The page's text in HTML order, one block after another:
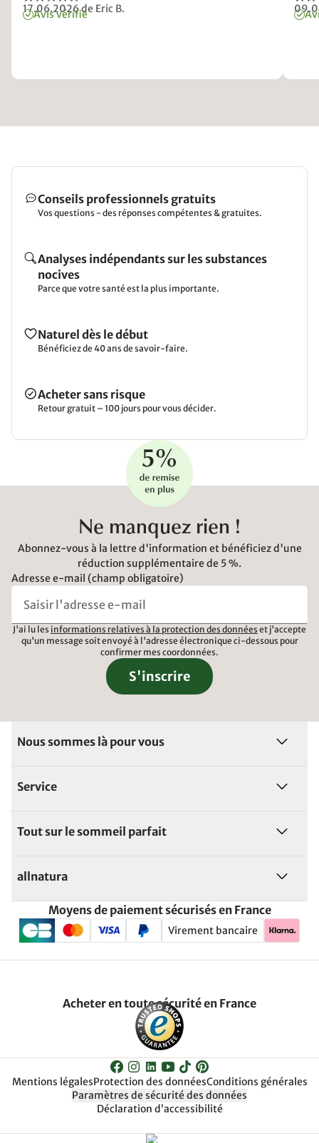
17.06.2026de Eric B.
Avis vérifié
Conseils professionnels gratuits
Vos questions - des réponses compétentes & gratuites.
Analyses indépendants sur les substances
nocives
Parce que votre santé est la plus importante.
Naturel dès le début
Bénéficiez de 40 ans de savoir-faire.
Acheter sans risque
Retour gratuit – 100 jours pour vous décider.
Ne manquez rien !
Abonnez-vous à la lettre d'information et bénéficiez d'une
réduction supplémentaire de 5 %.
Adresse e-mail (champ obligatoire)
J'ai lu les informations relatives à la protection des données et j'accepte
qu'un message soit envoyé à l'adresse électronique ci-dessous pour
confirmer mes coordonnées.
S'inscrire
Nous sommes là pour vous
Service
Tout sur le sommeil parfait
allnatura
Moyens de paiement sécurisés en France
Virement bancaire
Acheter en toute sécurité en France
Mentions légalesProtection des donnéesConditions générales
Paramètres de sécurité des données
Déclaration d’accessibilité